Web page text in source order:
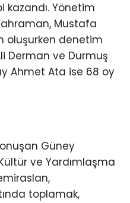
kazandı. Yönetim
Mustafa
oluşurken denetim
Derman ve Durmuş
Ahmet Ata ise 68 oy
Güney
ve Yardımlaşma
toplamak,